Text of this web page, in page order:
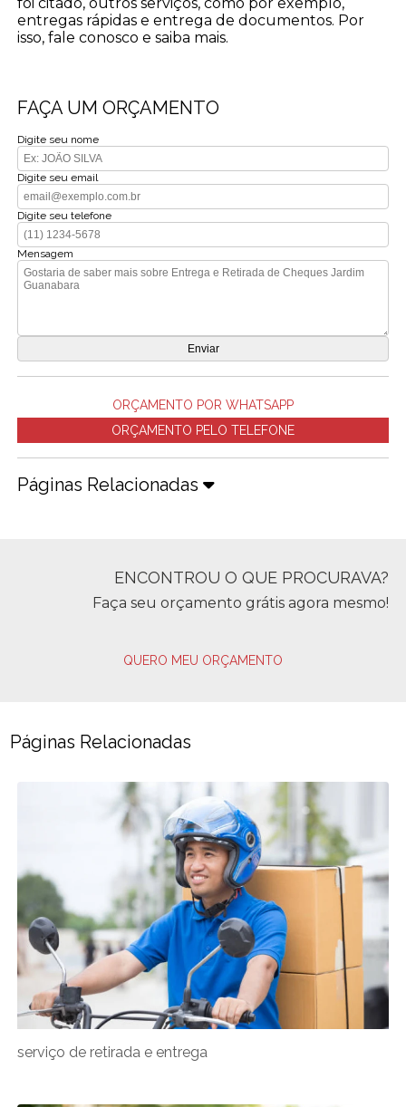
entregas rápidas e entrega de documentos. Por
isso, fale conosco e saiba mais.
FAÇA UM ORÇAMENTO
Digite seu nome
Digite seu email
Digite seu telefone
Mensagem
ORÇAMENTO POR WHATSAPP
ORÇAMENTO PELO TELEFONE
Páginas Relacionadas
ENCONTROU O QUE PROCURAVA?
Faça seu orçamento grátis agora mesmo!
QUERO MEU ORÇAMENTO
Páginas Relacionadas
serviço de retirada e entrega